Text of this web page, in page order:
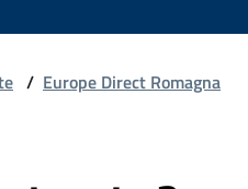
/ Europe Direct Romagna